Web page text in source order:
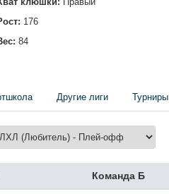
176
84
Другие лиги Турниры
Команда Б